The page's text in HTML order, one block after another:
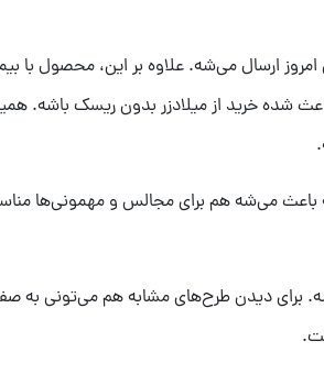
ارسال می‌شه. علاوه بر این، محصول با
شده خرید از میلادزر بدون ریسک باشه.
که باعث می‌شه هم برای مجالس و مهمونی‌ها
برای دیدن طرح‌های مشابه هم می‌تونی به